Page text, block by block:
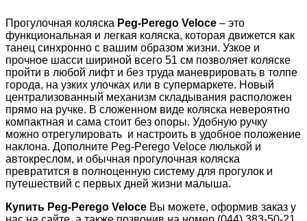
Прогулочная коляска Peg-Perego Veloce – это
функциональная и легкая коляска, которая движется как
танец синхронно с вашим образом жизни. Узкое и
прочное шасси шириной всего 51 см позволяет коляске
пройти в любой лифт и без труда маневрировать в толпе
города, на узких улочках или в супермаркете. Новый
централизованный механизм складывания расположен
прямо на ручке. В сложенном виде коляска невероятно
компактная и сама стоит без опоры. Удобную ручку
можно отрегулировать и настроить в удобное положение
наклона. Дополните Peg-Perego Veloce люлькой и
автокреслом, и обычная прогулочная коляска
превратится в полноценную систему для прогулок и
путешествий с первых дней жизни малыша.
Купить Peg-Perego Veloce Вы можете, оформив заказ у